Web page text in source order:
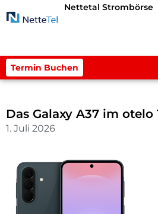
Nettetal Strombörse
Termin Buchen
Das Galaxy A37 im otelo
1. Juli 2026